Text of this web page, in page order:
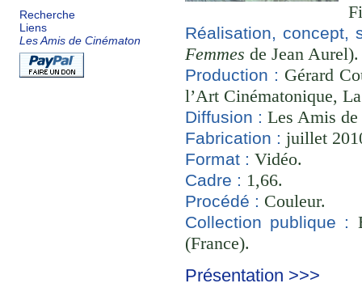
Recherche
Liens
Les Amis de Cinématon
Réalisation, concept,
Femmes de Jean Aurel).
Production : Gérard
l’Art Cinématonique,
Diffusion : Les Amis
Fabrication : juillet
Format : Vidéo.
Cadre : 1,66.
Procédé : Couleur.
Collection publique :
(France).
Présentation >>>